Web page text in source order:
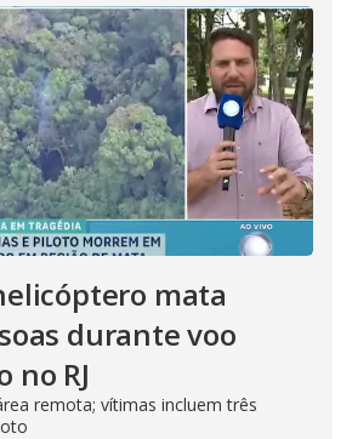
mata
durante voo
no RJ
remota; vítimas incluem três